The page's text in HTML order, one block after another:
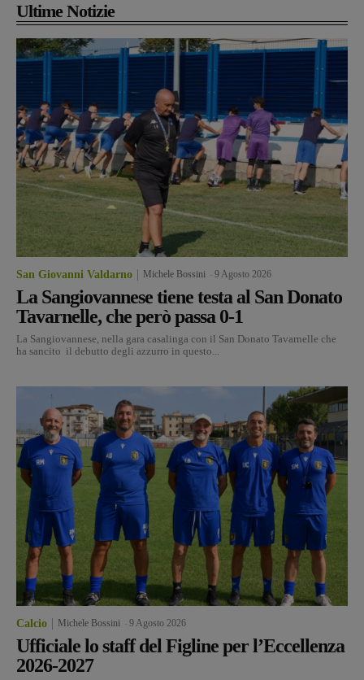
Ultime Notizie
San Giovanni Valdarno Michele Bossini 9 Agosto 2026
La Sangiovannese tiene testa al San Donato
Tavarnelle, che però passa 0-1
La Sangiovannese, nella gara casalinga con il San Donato Tavarnelle che
ha sancito il debutto degli azzurro in questo...
Calcio Michele Bossini 9 Agosto 2026
Ufficiale lo staff del Figline per l’Eccellenza
2026-2027